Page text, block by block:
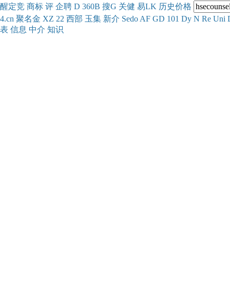
醒定竞 商标 评 企聘 D 360B 搜G 关健 易LK 历史价格
4.cn 聚名金 XZ 22 西部 玉集 新介 Sedo AF GD 101 Dy N Re Uni
表 信息 中介 知识